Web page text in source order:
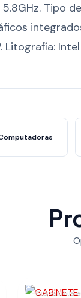
Tipo
Litografía:
Disponible